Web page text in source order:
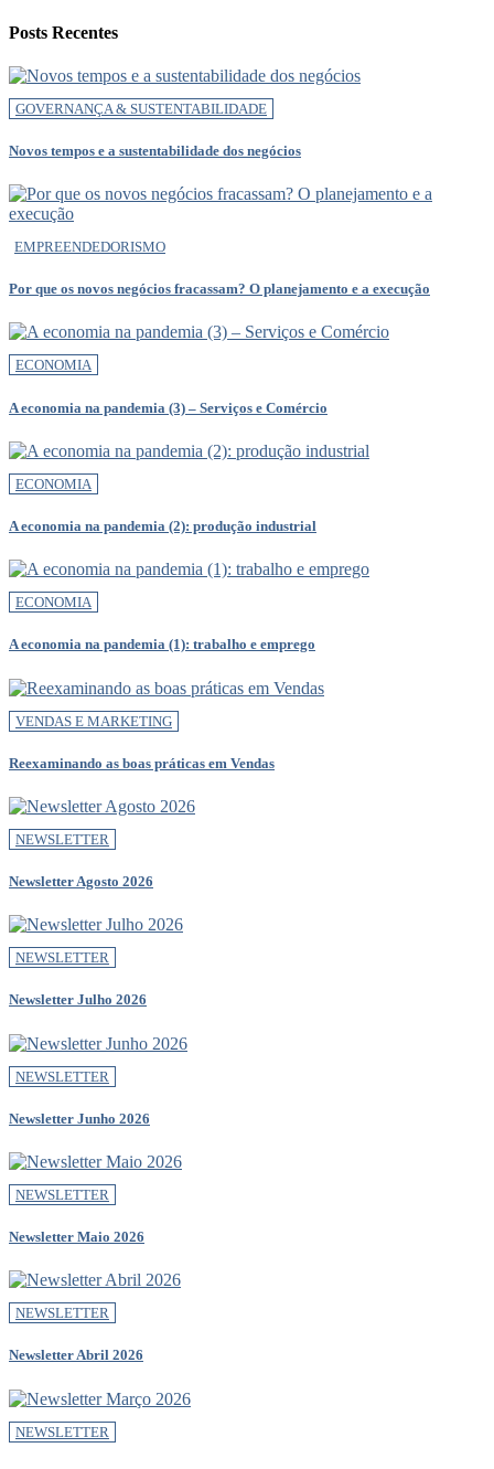
Posts Recentes
GOVERNANÇA & SUSTENTABILIDADE
Novos tempos e a sustentabilidade dos negócios
EMPREENDEDORISMO
Por que os novos negócios fracassam? O planejamento e a execução
ECONOMIA
A economia na pandemia (3) – Serviços e Comércio
ECONOMIA
A economia na pandemia (2): produção industrial
ECONOMIA
A economia na pandemia (1): trabalho e emprego
VENDAS E MARKETING
Reexaminando as boas práticas em Vendas
NEWSLETTER
Newsletter Agosto 2026
NEWSLETTER
Newsletter Julho 2026
NEWSLETTER
Newsletter Junho 2026
NEWSLETTER
Newsletter Maio 2026
NEWSLETTER
Newsletter Abril 2026
NEWSLETTER